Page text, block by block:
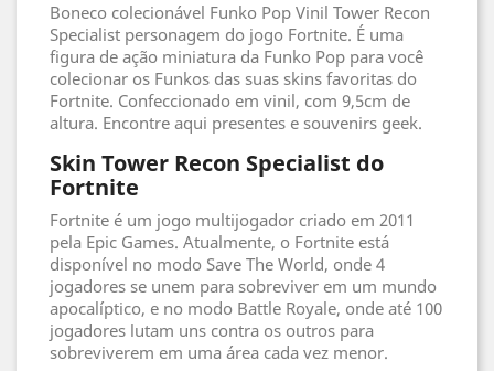
Boneco colecionável Funko Pop Vinil Tower Recon
Specialist personagem do jogo Fortnite. É uma
figura de ação miniatura da Funko Pop para você
colecionar os Funkos das suas skins favoritas do
Fortnite. Confeccionado em vinil, com 9,5cm de
altura. Encontre aqui presentes e souvenirs geek.
Skin Tower Recon Specialist do
Fortnite
Fortnite é um jogo multijogador criado em 2011
pela Epic Games. Atualmente, o Fortnite está
disponível no modo Save The World, onde 4
jogadores se unem para sobreviver em um mundo
apocalíptico, e no modo Battle Royale, onde até 100
jogadores lutam uns contra os outros para
sobreviverem em uma área cada vez menor.